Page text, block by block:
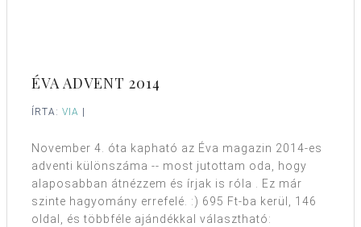
ÉVA ADVENT 2014
ÍRTA: VIA
November 4. óta kapható az Éva magazin 2014-es
adventi különszáma -- most jutottam oda, hogy
alaposabban átnézzem és írjak is róla . Ez már
szinte hagyomány errefelé. :) 695 Ft-ba kerül, 146
oldal, és többféle ajándékkal választható: